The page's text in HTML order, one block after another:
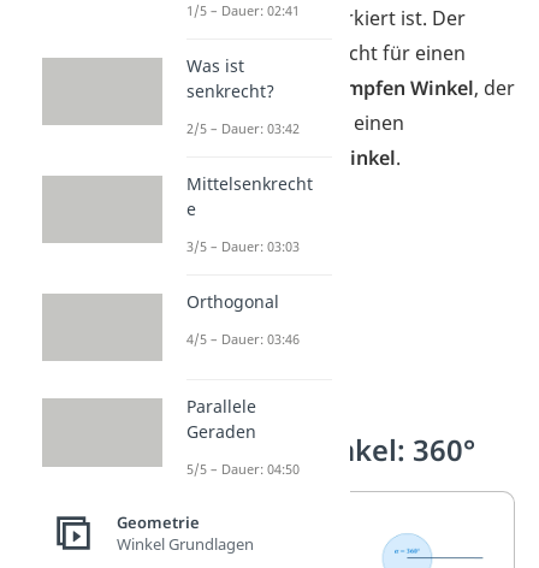
Außenwinkel markiert ist. Der
Innenwinkel
spricht für einen
spitzen oder stumpfen Winkel, der
Außenwinkel
für einen
überstumpfen Winkel.
Der Vollwinkel: 360°
Vollwinkel
1/5 – Dauer: 02:41
Was ist
senkrecht?
2/5 – Dauer: 03:42
Mittelsenkrecht
e
3/5 – Dauer: 03:03
Orthogonal
4/5 – Dauer: 03:46
Parallele
Geraden
5/5 – Dauer: 04:50
Geometrie
Winkel Grundlagen